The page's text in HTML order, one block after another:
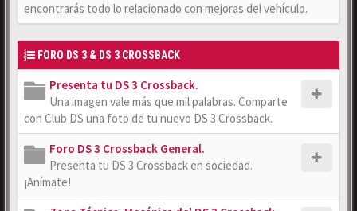
encontrarás todo lo relacionado con mejoras del vehículo.
FORO DS 3 & DS 3 CROSSBACK
Presenta tu DS 3 Crossback.
Una imagen vale más que mil palabras. Comparte
con Club DS una foto de tu nuevo DS 3 Crossback.
Foro DS 3 Crossback General.
Presenta tu DS 3 Crossback en sociedad.
¡Anímate!